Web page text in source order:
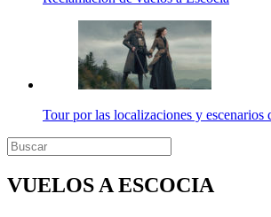
Tour por las localizaciones y
VUELOS A ESCOCIA